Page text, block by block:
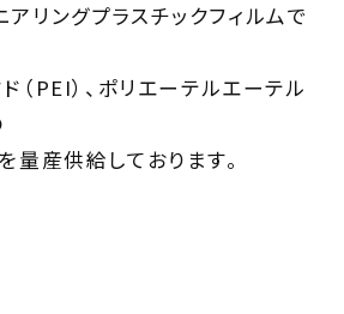
リングプラスチックフィルムで
（PEI）、ポリエーテルエーテル
量産供給しております。